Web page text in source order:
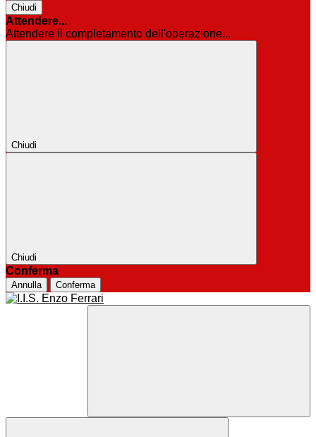
Chiudi
Attendere...
Attendere il completamento dell'operazione...
Chiudi
Chiudi
Conferma
Annulla Conferma